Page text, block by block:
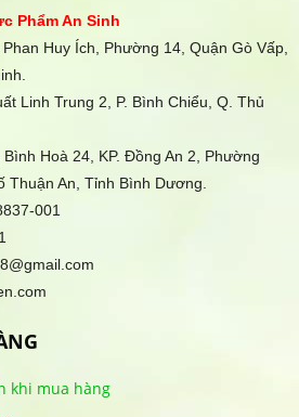
Phẩm An Sinh
Huy Ích, Phường 14, Quận Gò Vấp,
Linh Trung 2, P. Bình Chiểu, Q. Thủ
Hoà 24, KP. Đồng An 2, Phường
Thuận An, Tỉnh Bình Dương.
001
khi mua hàng